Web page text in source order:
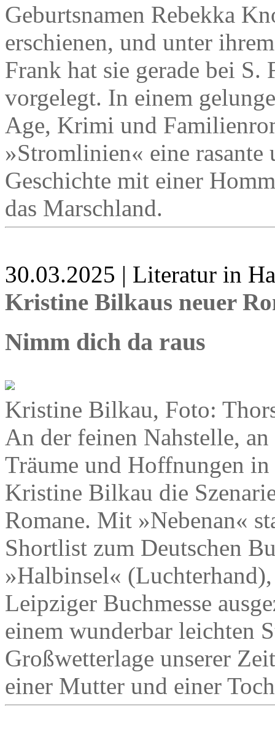
Geburtsnamen Rebekka
erschienen, und unter
Frank hat sie gerade bei
vorgelegt. In einem
Age, Krimi und
»Stromlinien« eine rasante
Geschichte mit einer
das Marschland.
30.03.2025 | Literatur in
Kristine Bilkaus neuer
Nimm dich da raus
Kristine Bilkau, Foto:
An der feinen Nahstelle,
Träume und Hoffnungen
Kristine Bilkau die
Romane. Mit »Nebenan«
Shortlist zum Deutschen
»Halbinsel«
Leipziger Buchmesse
einem wunderbar leichten
Großwetterlage unserer
einer Mutter und einer